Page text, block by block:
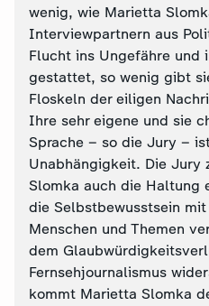
wenig, wie Marietta
Interviewpartnern aus
Flucht ins Ungefähre und
gestattet, so wenig gibt
Floskeln der eiligen
Ihre sehr eigene und sie
Sprache – so die Jury –
Unabhängigkeit. Die Jury
Slomka auch die Haltung
die Selbstbewusstsein
Menschen und Themen
dem
Fernsehjournalismus
kommt Marietta Slomka